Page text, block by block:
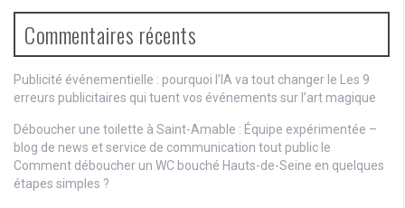
Commentaires récents
Publicité événementielle : pourquoi l’IA va tout changer le Les 9
erreurs publicitaires qui tuent vos événements sur l’art magique
Déboucher une toilette à Saint-Amable : Équipe expérimentée –
blog de news et service de communication tout public le
Comment déboucher un WC bouché Hauts-de-Seine en quelques
étapes simples ?